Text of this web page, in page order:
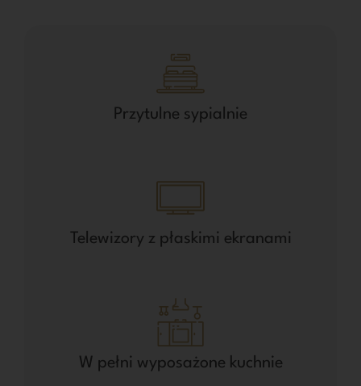
Przytulne sypialnie
Telewizory z płaskimi ekranami
W pełni wyposażone kuchnie